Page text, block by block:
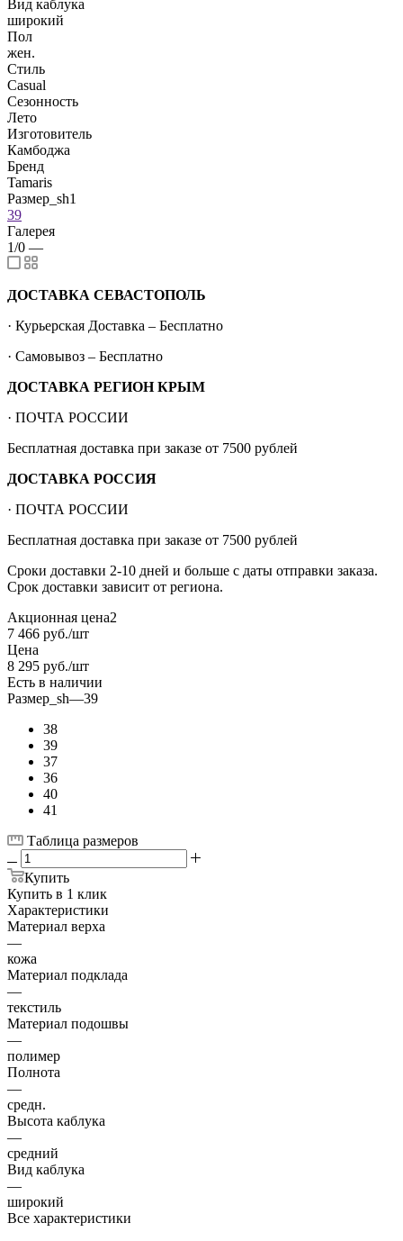
Вид каблука
широкий
Пол
жен.
Стиль
Casual
Сезонность
Лето
Изготовитель
Камбоджа
Бренд
Tamaris
Размер_sh1
39
Галерея
1/0 —
ДОСТАВКА СЕВАСТОПОЛЬ
· Курьерская Доставка – Бесплатно
· Самовывоз – Бесплатно
ДОСТАВКА РЕГИОН КРЫМ
· ПОЧТА РОССИИ
Бесплатная доставка при заказе от 7500 рублей
ДОСТАВКА РОССИЯ
· ПОЧТА РОССИИ
Бесплатная доставка при заказе от 7500 рублей
Сроки доставки 2-10 дней и больше с даты отправки заказа.
Срок доставки зависит от региона.
Акционная цена2
7 466 руб./шт
Цена
8 295 руб./шт
Есть в наличии
Размер_sh—39
38
39
37
36
40
41
Таблица размеров
Купить
Купить в 1 клик
Характеристики
Материал верха
—
кожа
Материал подклада
—
текстиль
Материал подошвы
—
полимер
Полнота
—
средн.
Высота каблука
—
средний
Вид каблука
—
широкий
Все характеристики